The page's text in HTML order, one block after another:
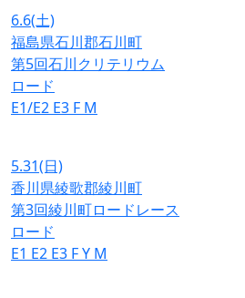
6.6(土)
福島県石川郡石川町
第5回石川クリテリウム
ロード
E1/E2 E3 F M
5.31(日)
香川県綾歌郡綾川町
第3回綾川町ロードレース
ロード
E1 E2 E3 FY M